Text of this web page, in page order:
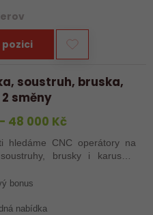
pozici
soustruh, bruska,
směny
48 000 Kč
hledáme CNC operátory na
brusky i karusely.
bonus
nabídka